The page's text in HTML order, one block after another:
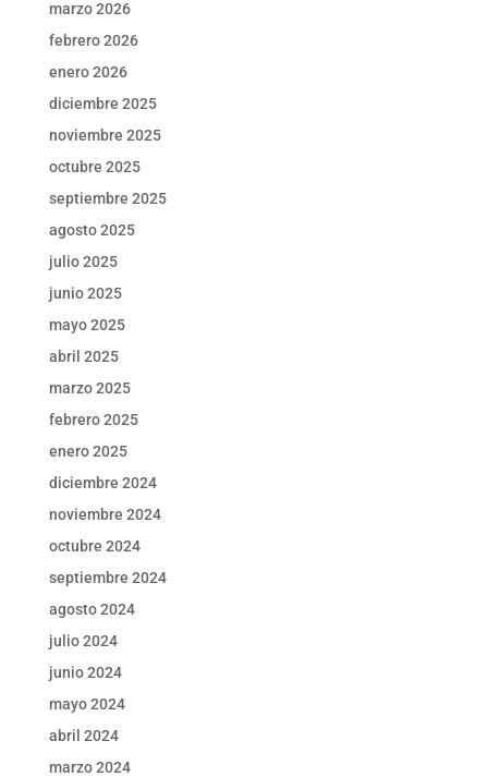
marzo 2026
febrero 2026
enero 2026
diciembre 2025
noviembre 2025
octubre 2025
septiembre 2025
agosto 2025
julio 2025
junio 2025
mayo 2025
abril 2025
marzo 2025
febrero 2025
enero 2025
diciembre 2024
noviembre 2024
octubre 2024
septiembre 2024
agosto 2024
julio 2024
junio 2024
mayo 2024
abril 2024
marzo 2024